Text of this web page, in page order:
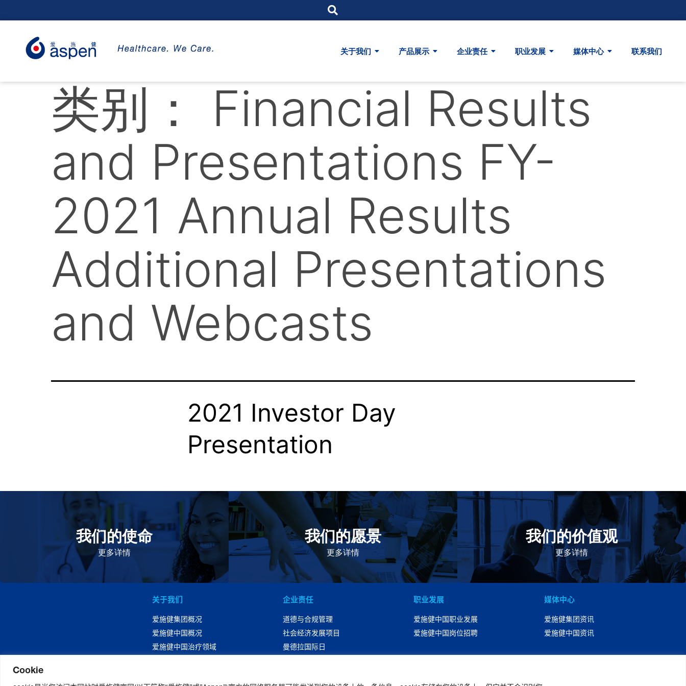
Cookie
关于我们 产品展示 企业责任 职业发展 媒体中心 联系我们
类别： Financial Results
and Presentations FY-
2021 Annual Results
Additional Presentations
and Webcasts
2021 Investor Day
Presentation
我们的使命
更多详情
致力于提高患者的生命健康和质量 我们的愿景
更多详情
作为一个负责任的企业公民，在全球提供优质和患者可
及的药物，传递我们的价值。
我们的价值观
更多详情
我们的价值观是爱施健存立和发展的基石。集团上下以
此为指引，为实现集团目标而共同奋斗。
关于我们
爱施健集团概况
爱施健中国概况
爱施健中国治疗领域
企业责任
道德与合规管理
社会经济发展项目
曼德拉国际日
职业发展
爱施健中国职业发展
爱施健中国岗位招聘
媒体中心
爱施健集团资讯
爱施健中国资讯